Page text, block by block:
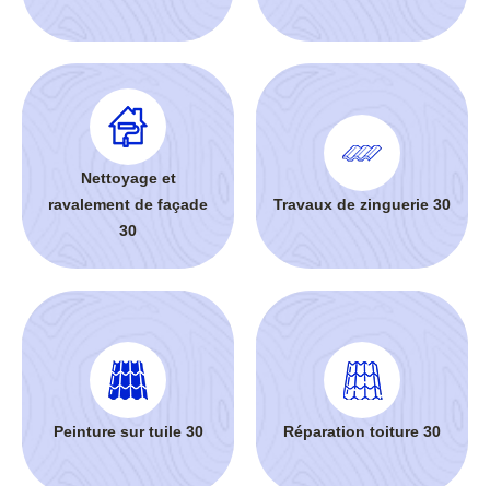
Nettoyage et
ravalement de façade
30
Travaux de zinguerie 30
Peinture sur tuile 30 Réparation toiture 30